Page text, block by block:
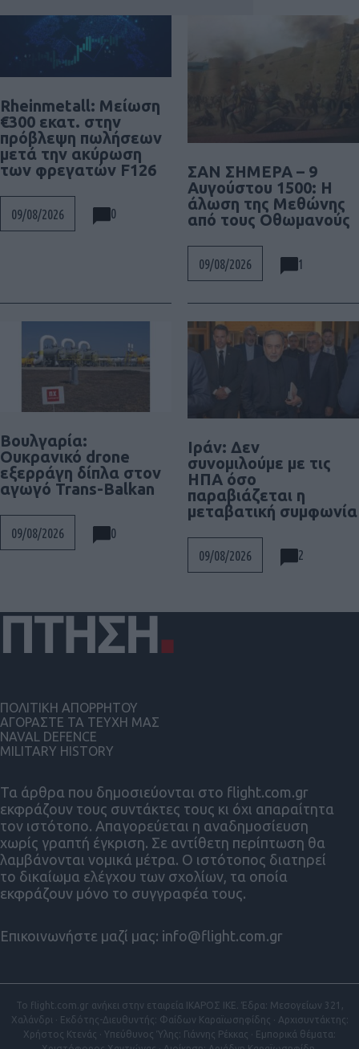
Rheinmetall: Μείωση
€300 εκατ. στην
πρόβλεψη πωλήσεων
μετά την ακύρωση
των φρεγατών F126
09/08/2026 0
ΣΑΝ ΣΗΜΕΡΑ – 9
Αυγούστου 1500: Η
άλωση της Μεθώνης
από τους Οθωμανούς
09/08/2026 1
Βουλγαρία:
Ουκρανικό drone
εξερράγη δίπλα στον
αγωγό Trans-Balkan
09/08/2026 0
Ιράν: Δεν
συνομιλούμε με τις
ΗΠΑ όσο
παραβιάζεται η
μεταβατική συμφωνία
09/08/2026 2
Τα άρθρα που δημοσιεύονται στο flight.com.gr
εκφράζουν τους συντάκτες τους κι όχι απαραίτητα
τον ιστότοπο. Απαγορεύεται η αναδημοσίευση
χωρίς γραπτή έγκριση. Σε αντίθετη περίπτωση θα
λαμβάνονται νομικά μέτρα. Ο ιστότοπος διατηρεί
το δικαίωμα ελέγχου των σχολίων, τα οποία
εκφράζουν μόνο το συγγραφέα τους.
Επικοινωνήστε μαζί μας: info@flight.com.gr
ΠΟΛΙΤΙΚΗ ΑΠΟΡΡΗΤΟΥ
ΑΓΟΡΑΣΤΕ ΤΑ ΤΕΥΧΗ ΜΑΣ
NAVAL DEFENCE
MILITARY HISTORY
Το flight.com.gr ανήκει στην εταιρεία ΙΚΑΡΟΣ ΙΚΕ. Έδρα: Μεσογείων 321,
Χαλάνδρι · Εκδότης-Διευθυντής: Φαίδων Καραϊωσηφίδης · Αρχισυντάκτης:
Χρήστος Κτενάς · Υπεύθυνος Ύλης: Γιάννης Ρέκκας · Εμπορικά θέματα: